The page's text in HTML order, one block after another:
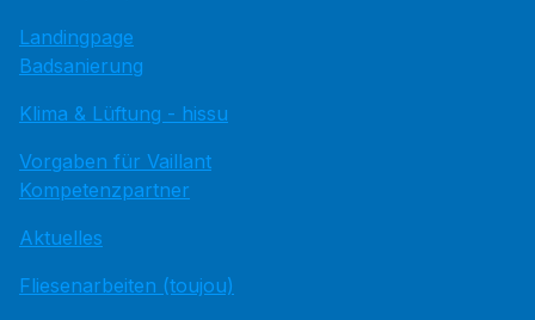
Landingpage
Badsanierung
Klima & Lüftung - hissu
Vorgaben für Vaillant
Kompetenzpartner
Aktuelles
Fliesenarbeiten (toujou)